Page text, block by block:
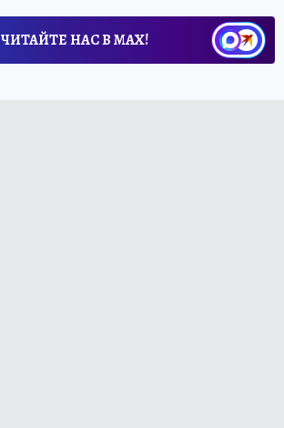
ЧИТАЙТЕ НАС В МАХ!